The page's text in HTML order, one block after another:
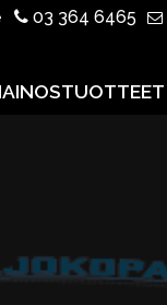
03 364 6465